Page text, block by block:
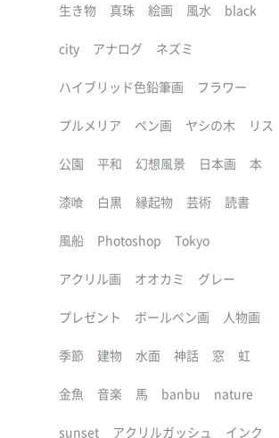
生き物 真珠 絵画 風水 black
city アナログ ネズミ
ハイブリッド色鉛筆画 フラワー
プルメリア ペン画 ヤシの木 リス
公園 平和 幻想風景 日本画 本
漆喰 白黒 縁起物 芸術 読書
風船 Photoshop Tokyo
アクリル画 オオカミ グレー
プレゼント ボールペン画 人物画
季節 建物 水面 神話 窓 虹
金魚 音楽 馬 banbu nature
sunset アクリルガッシュ インク